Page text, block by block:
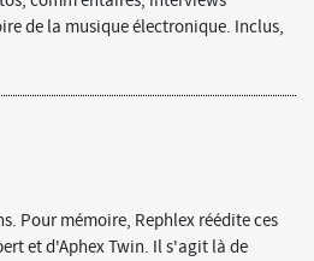
de la musique électronique. Inclus,
Pour mémoire, Rephlex réédite ces
et d'Aphex Twin. Il s'agit là de